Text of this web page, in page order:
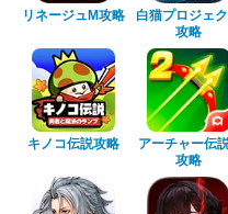
リネージュM攻略
白猫プロジェ
攻略
キノコ伝説攻略
アーチャー伝
攻略